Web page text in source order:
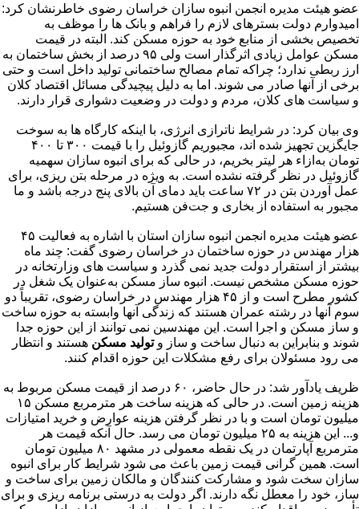
عضو هیئت مدیره انجمن انبوه سازان خراسان رضوی خاطرنشان کرد:
امیدوارم دولت بسترهای لازم را فراهم و بانک ها را موظف به
تخصیص بخشی از منابع خود به حوزه مسکن کند. البته در قیمت
مسکن عوامل زیادی اثرگذار است ولی ۹۵ درصد از بخش ساختمان به
ارز ربطی ندارد؛ چراکه تمام مصالح ساختمانی تولید داخل است و حتی
برخی از آنها صادر می شوند. اما به دلیل پیچیدگی مسائل اقتصاد کلان
و سیاست های کلان، مردم و دولت در وضعیت دشواری قرار دارند.
وی بیان کرد: در شرایط ناترازی انرژی، با اینکه کارگاه ها به سوخت
جایگزین تجهیز شده اند، مجبوریم گازوئیل را با قیمت ۳۰۰ تا ۴۰۰
تومان به‌ازاء هر لیتر بخریم، در حالی که برای انبوه سازان سهمیه
گازوئیل در نظر گرفته نشده است. به ویژه در مرحله بتن ریزی، برای
عمل آوردن بتن در ۷۲ ساعت باید دمای آن بالای پنج درجه باشد و ما
مجبور به استفاده از بخاری و جت‌فن هستیم.
عضو هیئت مدیره انجمن انبوه سازان استان با اشاره به فعالیت ۴۵
هزار مهندس در حوزه ساختمان در خراسان رضوی گفت: چند ماه
بیشتر از استقرار دولت جدید نمی گذرد و سیاست های وزارتخانه در
حوزه مسکن مشخص نیست. انبوه ساز مسکن به‌عنوان یک شغل در
کشور مطرح است و از ۴۵ هزار مهندس در خراسان رضوی، تقریباً دو
سوم آنها در رشته عمران هستند که زندگی آنها وابسته به حوزه ساخت
و ساز مسکن و اجرا است. این مهندسین نمی توانند از این حوزه جدا
شوند و بنابراین به دنبال ساخت و ساز وتولید مسکن هستند و انتظار
می رود مسئولان برای رفع مشکلات این حوزه اقدام کنند.
ظریف یادآور شد: در حال حاضر، ۶۰ درصد از قیمت مسکن مربوط به
هزینه زمین است. در حالی که هزینه ساخت هر مترمربع مسکن ۱۵
میلیون تومان است و با در نظر گرفتن هزینه عوارض و خرید امتیازات
و... این هزینه به ۲۵ میلیون تومان می رسد. حال آنکه قیمت هر
مترمربع آپارتمان در یک نقطه معمولی در مشهد ۸۰ میلیون تومان
است. همین گرانی قیمت زمین باعث می شود شرایط کار برای انبوه
سازان سخت شود و مشارکت کنندگان و مالکان زمین برای ساخت و
ساز، خود را معطل نگه دارند. اگر دولت به درستی برنامه ریزی و برای